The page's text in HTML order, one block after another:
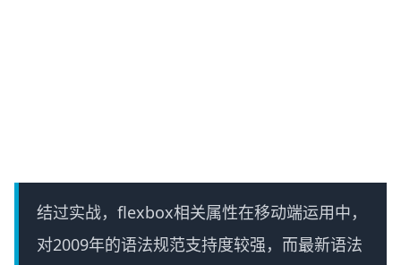
结过实战，flexbox相关属性在移动端运用中，
对2009年的语法规范支持度较强，而最新语法